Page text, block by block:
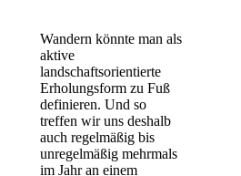
Wandern könnte man als
aktive
landschaftsorientierte
Erholungsform zu Fuß
definieren. Und so
treffen wir uns deshalb
auch regelmäßig bis
unregelmäßig mehrmals
im Jahr an einem